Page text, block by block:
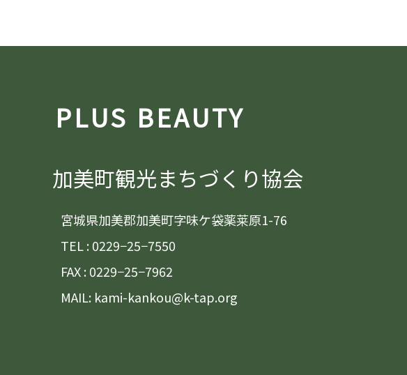
PLUS BEAUTY
加美町観光まちづくり協会
宮城県加美郡加美町字味ケ袋薬莱原1-76
TEL : 0229−25−7550
FAX : 0229−25−7962
MAIL: kami-kankou@k-tap.org